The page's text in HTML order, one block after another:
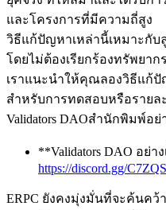
และโครงการที่มีความถี่สูง
วิธีแก้ปัญหาเหล่านี้เหมาะกั
โดยไม่ต้องเรียกร้องทรัพยาก
เราแนะนําให้คุณลองวิธีแก้ปั
สําหรับการทดสอบหรือรายล
Validators DAOสํานักพิมพ์อย่
**Validators DAO อย่า
https://discord.gg/
ERPC ยังคงมุ่งมั่นที่จะค้นค